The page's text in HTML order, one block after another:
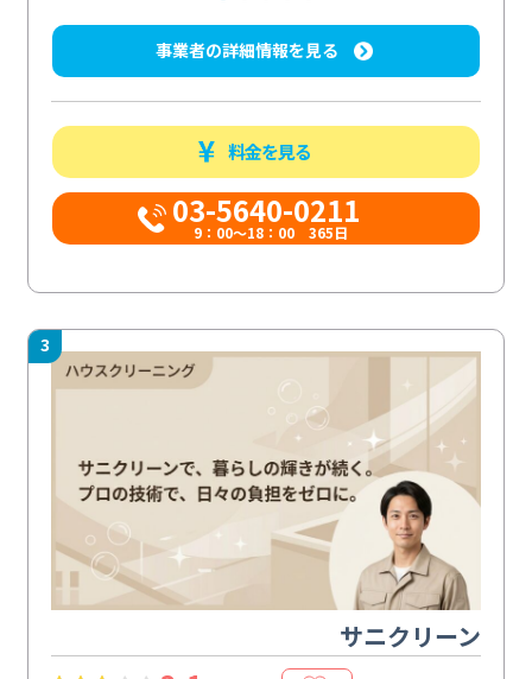
事業者の詳細情報を見る
料金を見る
03-5640-0211
9：00～18：00 365日
3
サニクリーン